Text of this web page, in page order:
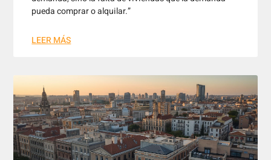
pueda comprar o alquilar.”
LEER MÁS